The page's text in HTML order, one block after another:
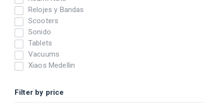
Relojes y Bandas
Scooters
Sonido
Tablets
Vacuums
Xiaos Medellin
Filter by price